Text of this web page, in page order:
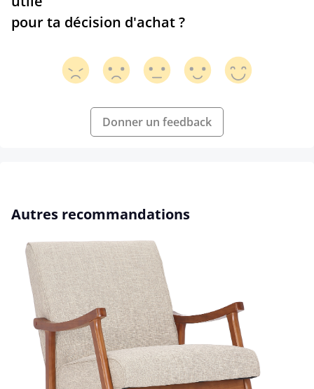
pour ta décision d'achat ?
Donner un feedback
Ignorer la galerie de produits
Autres recommandations